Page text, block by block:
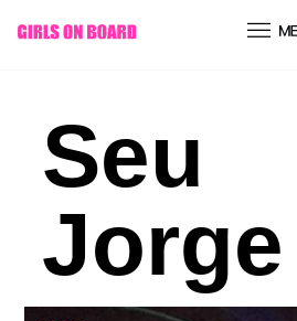
conteúdo
Seu
Jorge